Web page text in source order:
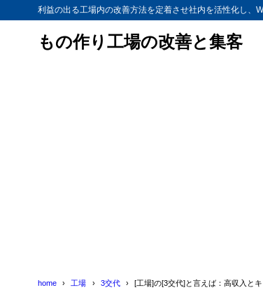
利益の出る工場内の改善方法を定着させ社内を活性化し、
もの作り工場の改善と集客
home 工場 3交代 [工場]の[3交代]と言えば：高収入と